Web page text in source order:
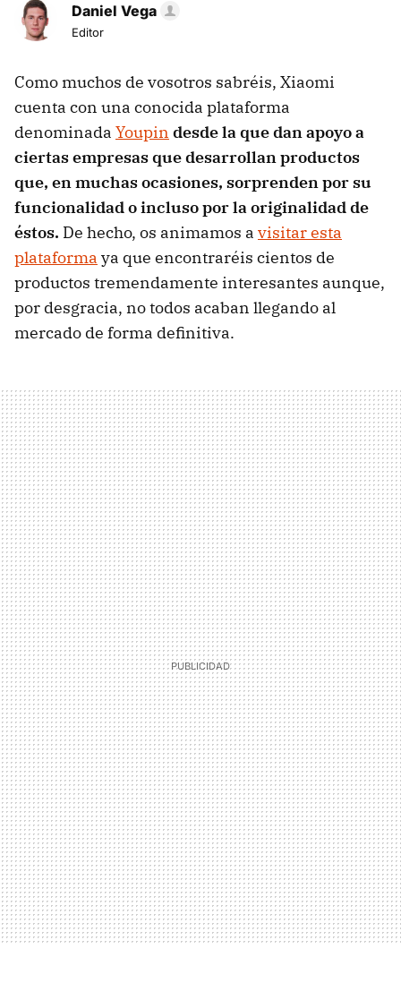
Daniel Vega
Editor
Como muchos de vosotros sabréis, Xiaomi
cuenta con una conocida plataforma
denominada Youpin desde la que dan apoyo a
ciertas empresas que desarrollan productos
que, en muchas ocasiones, sorprenden por su
funcionalidad o incluso por la originalidad de
éstos. De hecho, os animamos a visitar esta
plataforma ya que encontraréis cientos de
productos tremendamente interesantes aunque,
por desgracia, no todos acaban llegando al
mercado de forma definitiva.